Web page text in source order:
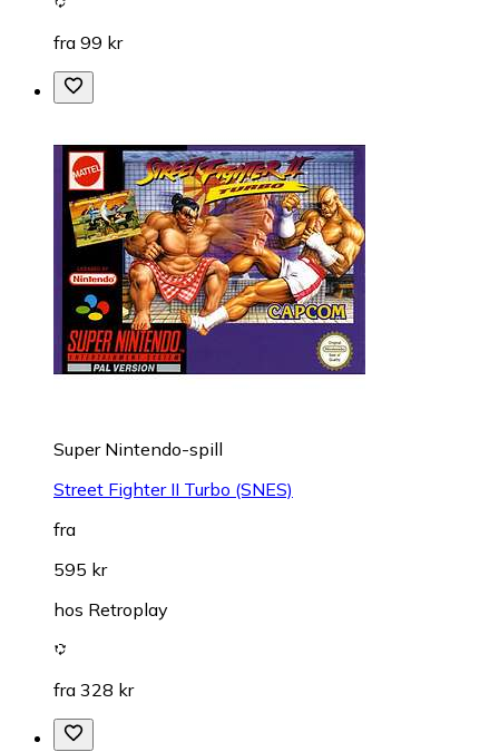
fra 99 kr
Super Nintendo-spill
Street Fighter II Turbo (SNES)
fra
595 kr
hos Retroplay
fra 328 kr